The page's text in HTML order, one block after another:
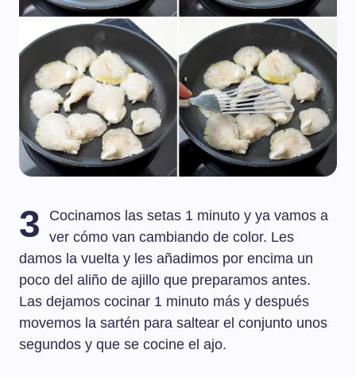
3
Cocinamos las setas 1 minuto y ya vamos a
ver cómo van cambiando de color. Les
damos la vuelta y les añadimos por encima un
poco del aliño de ajillo que preparamos antes.
Las dejamos cocinar 1 minuto más y después
movemos la sartén para saltear el conjunto unos
segundos y que se cocine el ajo.